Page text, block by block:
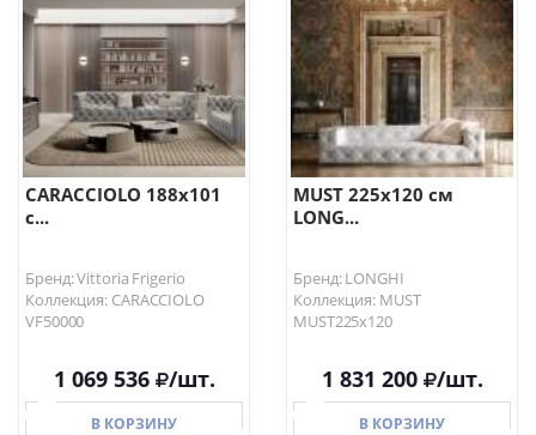
В КОРЗИНУ
CARACCIOLO 188х101
с...
Бренд: Vittoria Frigerio
Коллекция: CARACCIOLO
VF50000
1 069 536 /шт.
В КОРЗИНУ
MUST 225х120 см
LONG...
Бренд: LONGHI
Коллекция: MUST
MUST225х120
1 831 200 /шт.
В КОРЗИНУ